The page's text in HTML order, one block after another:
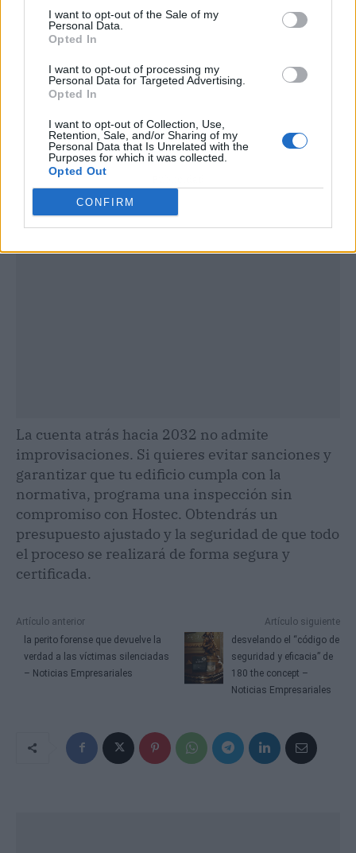
I want to opt-out of the Sale of my
Personal Data.
Opted In
I want to opt-out of processing my
Personal Data for Targeted Advertising.
Opted In
I want to opt-out of Collection, Use,
Retention, Sale, and/or Sharing of my
Personal Data that Is Unrelated with the
Purposes for which it was collected.
Opted Out
CONFIRM
La cuenta atrás hacia 2032 no admite
improvisaciones. Si quieres evitar sanciones y
garantizar que tu edificio cumpla con la
normativa, programa una inspección sin
compromiso con Hostec. Obtendrás un
presupuesto ajustado y la seguridad de que todo
el proceso se realizará de forma segura y
certificada.
Artículo anterior
la perito forense que devuelve la
verdad a las víctimas silenciadas
– Noticias Empresariales
Artículo siguiente
desvelando el “código de
seguridad y eficacia” de
180 the concept –
Noticias Empresariales